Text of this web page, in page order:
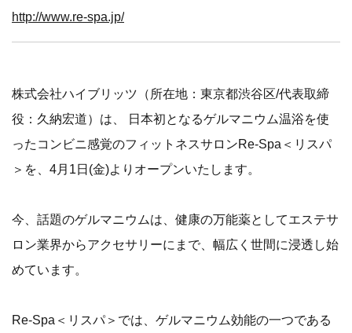
http://www.re-spa.jp/
株式会社ハイブリッツ（所在地：東京都渋谷区/代表取締
役：久納宏道）は、 日本初となるゲルマニウム温浴を使
ったコンビニ感覚のフィットネスサロンRe-Spa＜リスパ
＞を、4月1日(金)よりオープンいたします。
今、話題のゲルマニウムは、健康の万能薬としてエステサ
ロン業界からアクセサリーにまで、幅広く世間に浸透し始
めています。
Re-Spa＜リスパ＞では、ゲルマニウム効能の一つである